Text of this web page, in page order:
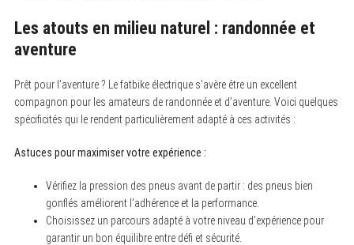
Les atouts en milieu naturel : randonnée et
aventure
Prêt pour l’aventure ? Le fatbike électrique s’avère être un excellent
compagnon pour les amateurs de randonnée et d’aventure. Voici quelques
spécificités qui le rendent particulièrement adapté à ces activités :
Astuces pour maximiser votre expérience :
Vérifiez la pression des pneus avant de partir : des pneus bien
gonflés améliorent l’adhérence et la performance.
Choisissez un parcours adapté à votre niveau d’expérience pour
garantir un bon équilibre entre défi et sécurité.